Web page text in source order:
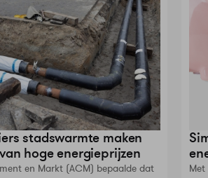
stadswarmte maken
hoge energieprijzen
en Markt (ACM) bepaalde dat